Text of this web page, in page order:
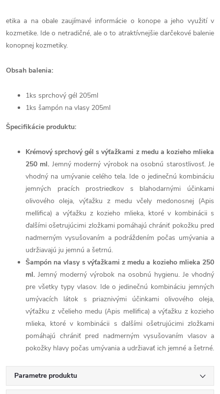
etika a na obale zaujímavé informácie o konope a jeho využití v
kozmetike. Ide o netradičné, ale o to atraktívnejšie darčekové balenie
konopnej kozmetiky.
Obsah balenia:
1ks sprchový gél 205ml
1ks šampón na vlasy 205ml
Špecifikácie produktu:
Krémový sprchový gél s výťažkami z medu a kozieho mlieka
250 ml. Jemný moderný výrobok na osobnú starostlivosť. Je
vhodný na umývanie celého tela. Ide o jedinečnú kombináciu
jemných pracích prostriedkov s blahodarnými účinkami
olivového oleja, výťažku z medu včely medonosnej (Apis
mellifica) a výťažku z kozieho mlieka, ktoré v kombinácii s
ďalšími ošetrujúcimi zložkami pomáhajú chrániť pokožku pred
nadmerným vysušovaním a podráždením počas umývania a
udržiavajú ju jemnú a šetrnú.
Šampón na vlasy s výťažkami z medu a kozieho mlieka 250
ml.Jemný moderný výrobok na osobnú hygienu. Je vhodný
pre všetky typy vlasov. Ide o jedinečnú kombináciu jemných
umývacích látok s priaznivými účinkami olivového oleja,
výťažku z včelieho medu (Apis mellifica) a výťažku z kozieho
mlieka, ktoré v kombinácii s ďalšími ošetrujúcimi zložkami
pomáhajú chrániť pred nadmerným vysušovaním vlasov a
pokožky hlavy počas umývania a udržiavať ich jemné a šetrné.
Parametre produktu